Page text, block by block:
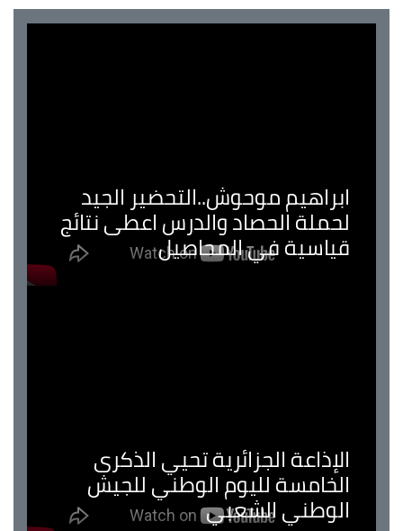
ابراهيم موحوش..التحضير الجيد
لحملة الحصاد والدرس اعطى نتائج
قياسية في المحاصيل
الإذاعة الجزائرية تحيي الذكرى
الخامسة لليوم الوطني للجيش
الوطني الشعبي